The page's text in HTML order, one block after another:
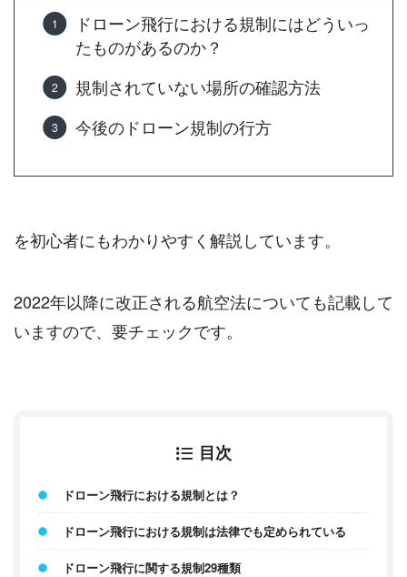
ドローン飛行における規制にはどういっ
たものがあるのか？
規制されていない場所の確認方法
今後のドローン規制の行方
を初心者にもわかりやすく解説しています。
2022年以降に改正される航空法についても記載して
いますので、要チェックです。
目次
ドローン飛行における規制とは？
ドローン飛行における規制は法律でも定められている
ドローン飛行に関する規制29種類